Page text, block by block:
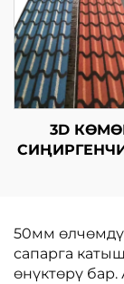
3D
СИҢИРГЕНЧИ
50мм
сапарга
өнүктөрү